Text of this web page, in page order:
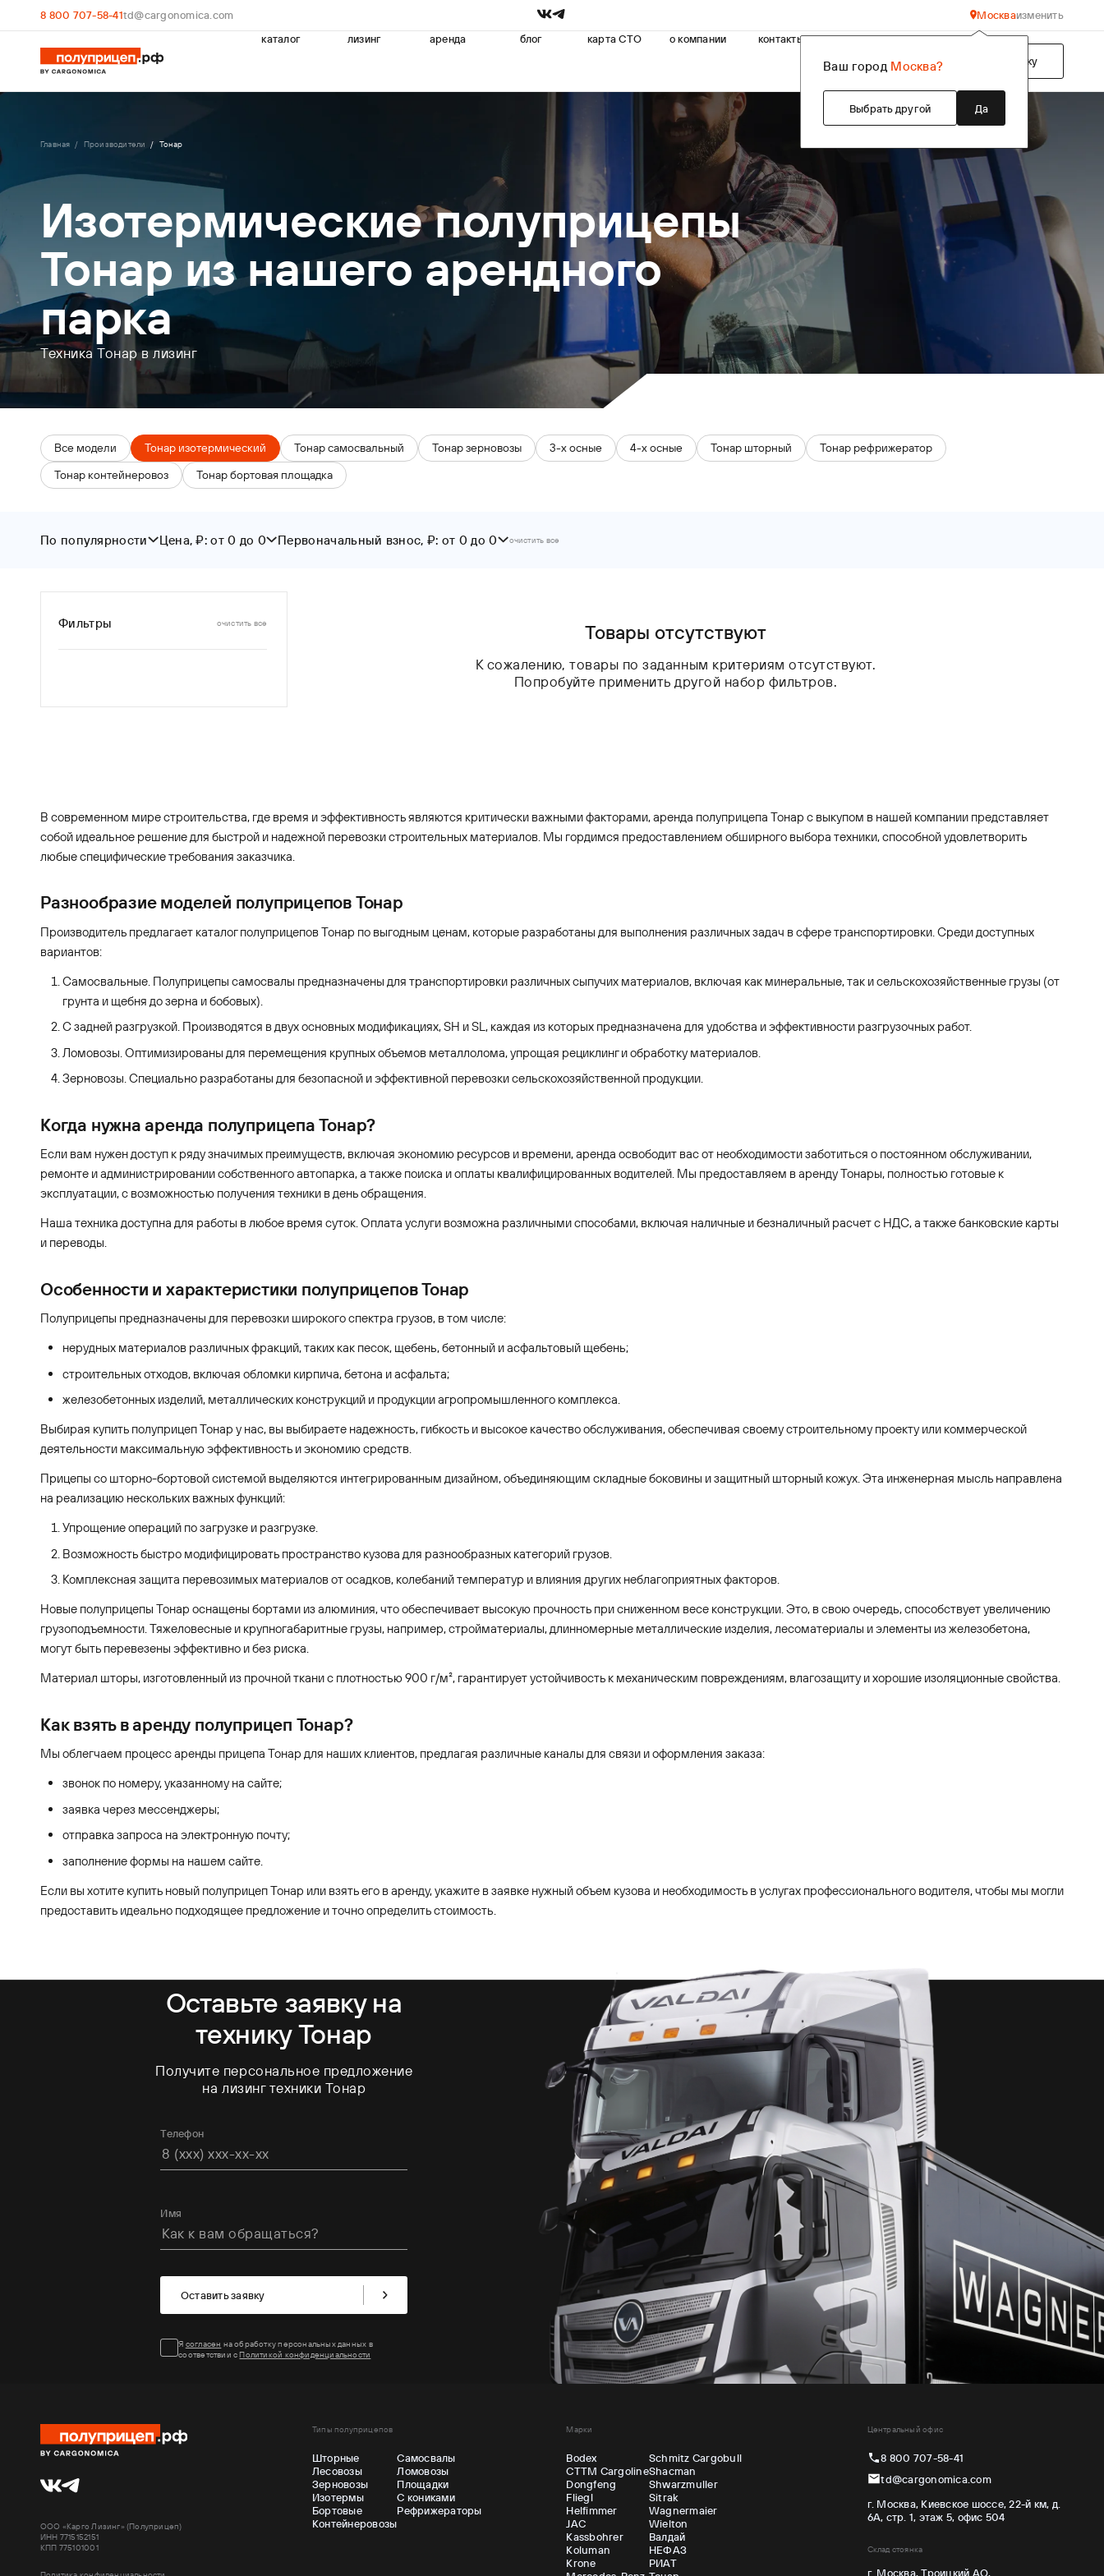
8 800 707-58-41td@cargonomica.com Москва
Ваш город Москва?
Выбрать другой Да
изменить
каталог
лизинг аренда блог карта СТО о компании
контакты
Подобрать технику
Главная Производители Тонар
Изотермические полуприцепы
Тонар из нашего арендного
парка
Техника Тонар в лизинг
Все модели Тонар изотермический Тонар самосвальный Тонар зерновозы 3-х осные 4-х осные Тонар шторный
Тонар рефрижератор
Тонар контейнеровоз
Тонар бортовая площадка
По популярности
По новизне
Цена ↓
Цена, ₽: от 0 до 0 Первоначальный взнос, ₽: от 0 до 0 очистить все
Фильтры очистить все Товары отсутствуют
К сожалению, товары по заданным критериям отсутствуют.
Попробуйте применить другой набор фильтров.
В современном мире строительства, где время и эффективность являются критически важными факторами, аренда полуприцепа Тонар с выкупом в нашей компании представляет
собой идеальное решение для быстрой и надежной перевозки строительных материалов. Мы гордимся предоставлением обширного выбора техники, способной удовлетворить
любые специфические требования заказчика.
Разнообразие моделей полуприцепов Тонар
Производитель предлагает каталог полуприцепов Тонар по выгодным ценам, которые разработаны для выполнения различных задач в сфере транспортировки. Среди доступных
вариантов:
Самосвальные. Полуприцепы самосвалы предназначены для транспортировки различных сыпучих материалов, включая как минеральные, так и сельскохозяйственные грузы (от
грунта и щебня до зерна и бобовых).
С задней разгрузкой. Производятся в двух основных модификациях, SH и SL, каждая из которых предназначена для удобства и эффективности разгрузочных работ.
Ломовозы. Оптимизированы для перемещения крупных объемов металлолома, упрощая рециклинг и обработку материалов.
Зерновозы. Специально разработаны для безопасной и эффективной перевозки сельскохозяйственной продукции.
Когда нужна аренда полуприцепа Тонар?
Если вам нужен доступ к ряду значимых преимуществ, включая экономию ресурсов и времени, аренда освободит вас от необходимости заботиться о постоянном обслуживании,
ремонте и администрировании собственного автопарка, а также поиска и оплаты квалифицированных водителей. Мы предоставляем в аренду Тонары, полностью готовые к
эксплуатации, с возможностью получения техники в день обращения.
Наша техника доступна для работы в любое время суток. Оплата услуги возможна различными способами, включая наличные и безналичный расчет с НДС, а также банковские карты
и переводы.
Особенности и характеристики полуприцепов Тонар
Полуприцепы предназначены для перевозки широкого спектра грузов, в том числе:
нерудных материалов различных фракций, таких как песок, щебень, бетонный и асфальтовый щебень;
строительных отходов, включая обломки кирпича, бетона и асфальта;
железобетонных изделий, металлических конструкций и продукции агропромышленного комплекса.
Выбирая купить полуприцеп Тонар у нас, вы выбираете надежность, гибкость и высокое качество обслуживания, обеспечивая своему строительному проекту или коммерческой
деятельности максимальную эффективность и экономию средств.
Прицепы со шторно-бортовой системой выделяются интегрированным дизайном, объединяющим складные боковины и защитный шторный кожух. Эта инженерная мысль направлена
на реализацию нескольких важных функций:
Упрощение операций по загрузке и разгрузке.
Возможность быстро модифицировать пространство кузова для разнообразных категорий грузов.
Комплексная защита перевозимых материалов от осадков, колебаний температур и влияния других неблагоприятных факторов.
Новые полуприцепы Тонар оснащены бортами из алюминия, что обеспечивает высокую прочность при сниженном весе конструкции. Это, в свою очередь, способствует увеличению
грузоподъемности. Тяжеловесные и крупногабаритные грузы, например, стройматериалы, длинномерные металлические изделия, лесоматериалы и элементы из железобетона,
могут быть перевезены эффективно и без риска.
Материал шторы, изготовленный из прочной ткани с плотностью 900 г/м², гарантирует устойчивость к механическим повреждениям, влагозащиту и хорошие изоляционные свойства.
Как взять в аренду полуприцеп Тонар?
Мы облегчаем процесс аренды прицепа Тонар для наших клиентов, предлагая различные каналы для связи и оформления заказа:
звонок по номеру, указанному на сайте;
заявка через мессенджеры;
отправка запроса на электронную почту;
заполнение формы на нашем сайте.
Если вы хотите купить новый полуприцеп Тонар или взять его в аренду, укажите в заявке нужный объем кузова и необходимость в услугах профессионального водителя, чтобы мы могли
предоставить идеально подходящее предложение и точно определить стоимость.
Оставьте заявку на
технику Тонар
Получите персональное предложение
на лизинг техники Тонар
Телефон
Имя
Оставить заявку
Я согласен на обработку персональных данных в
соответствии сПолитикой конфиденциальности
ООО «Карго Лизинг» (Полуприцеп)
ИНН 7715152151
КПП 775101001
Типы полуприцепов
Шторные
Лесовозы
Зерновозы
Изотермы
Бортовые
Контейнеровозы
Самосвалы
Ломовозы
Площадки
С кониками
Рефрижераторы
Марки
Bodex
CTTM Cargoline
Dongfeng
Fliegl
Helfimmer
JAC
Kassbohrer
Koluman
Krone
Schmitz Cargobull
Shacman
Shwarzmuller
Sitrak
Wagnermaier
Wielton
Валдай
НЕФАЗ
РИАТ
Центральный офис
8 800 707-58-41
td@cargonomica.com
г. Москва, Киевское шоссе, 22-й км, д.
6А, стр. 1, этаж 5, офис 504
Склад стоянка
г. Москва, Троицкий АО,